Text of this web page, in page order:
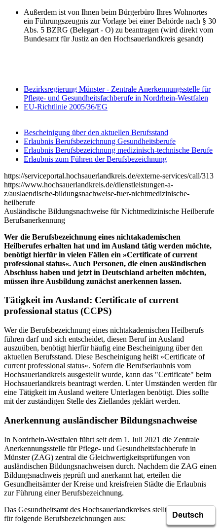
Außerdem ist von Ihnen beim Bürgerbüro Ihres Wohnortes
ein Führungszeugnis zur Vorlage bei einer Behörde nach § 30
Abs. 5 BZRG (Belegart - O) zu beantragen (wird direkt vom
Bundesamt für Justiz an den Hochsauerlandkreis gesandt)
Bezirksregierung Münster - Zentrale Anerkennungsstelle für
Pflege- und Gesundheitsfachberufe in Nordrhein-Westfalen
EU-Richtlinie 2005/36/EG
Bescheinigung über den aktuellen Berufsstand
Erlaubnis Berufsbezeichnung Gesundheitsberufe
Erlaubnis Berufsbezeichnung medizinisch-technische Berufe
Erlaubnis zum Führen der Berufsbezeichnung
https://serviceportal.hochsauerlandkreis.de/externe-services/call/313
https://www.hochsauerlandkreis.de/dienstleistungen-a-
z/auslaendische-bildungsnachweise-fuer-nichtmedizinische-
heilberufe
Ausländische Bildungsnachweise für Nichtmedizinische Heilberufe
Berufsanerkennung
Wer die Berufsbezeichnung eines nichtakademischen
Heilberufes erhalten hat und im Ausland tätig werden möchte,
benötigt hierfür in vielen Fällen ein »Certificate of current
professional status«. Auch Personen, die einen ausländischen
Abschluss haben und jetzt in Deutschland arbeiten möchten,
müssen ihre Ausbildung zunächst anerkennen lassen.
Tätigkeit im Ausland: Certificate of current
professional status (CCPS)
Wer die Berufsbezeichnung eines nichtakademischen Heilberufs
führen darf und sich entscheidet, diesen Beruf im Ausland
auszuüben, benötigt hierfür häufig eine Bescheinigung über den
aktuellen Berufsstand. Diese Bescheinigung heißt »Certificate of
current professional status«. Sofern die Berufserlaubnis vom
Hochsauerlandkreis ausgestellt wurde, kann das "Certificate" beim
Hochsauerlandkreis beantragt werden. Unter Umständen werden für
eine Tätigkeit im Ausland weitere Unterlagen benötigt. Dies sollte
mit der zuständigen Stelle des Ziellandes geklärt werden.
Anerkennung ausländischer Bildungsnachweise
In Nordrhein-Westfalen führt seit dem 1. Juli 2021 die Zentrale
Anerkennungsstelle für Pflege- und Gesundheitsfachberufe in
Münster (ZAG) zentral die Gleichwertigkeitsprüfungen von
ausländischen Bildungsnachweisen durch. Nachdem die ZAG einen
Bildungsnachweis geprüft und anerkannt hat, erteilen die
Gesundheitsämter der Kreise und kreisfreien Städte die Erlaubnis
zur Führung einer Berufsbezeichnung.
Das Gesundheitsamt des Hochsauerlandkreises stellt die Urkunden
für folgende Berufsbezeichnungen aus: